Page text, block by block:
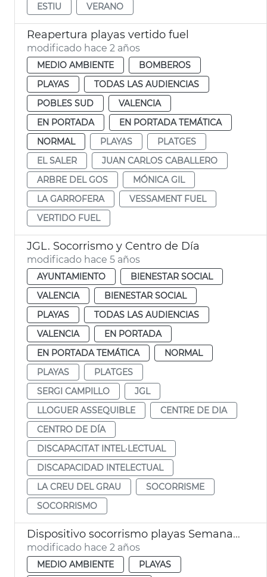
ESTIU
VERANO
Reapertura playas vertido fuel
modificado hace 2 años
MEDIO AMBIENTE
BOMBEROS
PLAYAS
TODAS LAS AUDIENCIAS
POBLES SUD
VALENCIA
EN PORTADA
EN PORTADA TEMÁTICA
NORMAL
PLAYAS
PLATGES
EL SALER
JUAN CARLOS CABALLERO
ARBRE DEL GOS
MÓNICA GIL
LA GARROFERA
VESSAMENT FUEL
VERTIDO FUEL
JGL. Socorrismo y Centro de Día
modificado hace 5 años
AYUNTAMIENTO
BIENESTAR SOCIAL
VALENCIA
BIENESTAR SOCIAL
PLAYAS
TODAS LAS AUDIENCIAS
VALENCIA
EN PORTADA
EN PORTADA TEMÁTICA
NORMAL
PLAYAS
PLATGES
SERGI CAMPILLO
JGL
LLOGUER ASSEQUIBLE
CENTRE DE DIA
CENTRO DE DÍA
DISCAPACITAT INTEL·LECTUAL
DISCAPACIDAD INTELECTUAL
LA CREU DEL GRAU
SOCORRISME
SOCORRISMO
Dispositivo socorrismo playas Semana Santa
modificado hace 2 años
MEDIO AMBIENTE
PLAYAS